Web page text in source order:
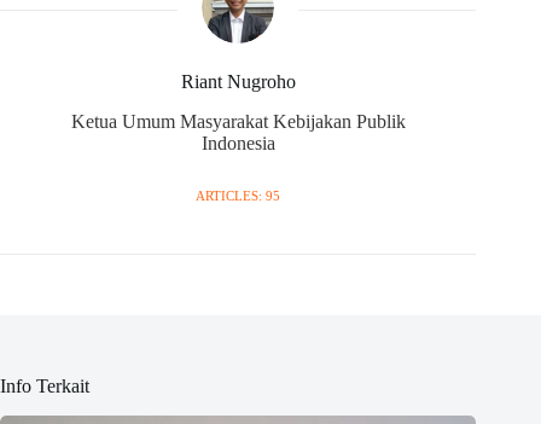
Riant Nugroho
Ketua Umum Masyarakat Kebijakan Publik
Indonesia
ARTICLES: 95
Info Terkait